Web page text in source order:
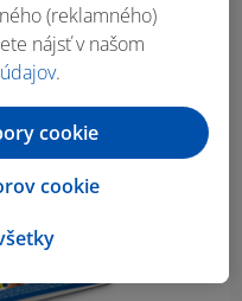
(reklamného)
nájsť v našom
.
cookie
cookie